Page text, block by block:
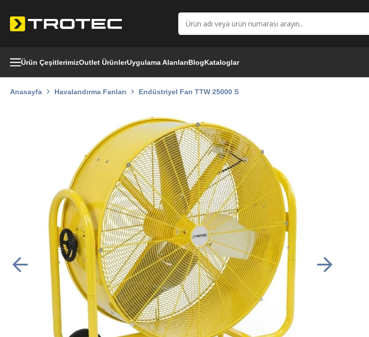
Ürün ÇeşitlerimizOutlet ÜrünlerUygulama AlanlarıBlogKataloglar
Anasayfa Havalandırma Fanları Endüstriyel Fan TTW 25000 S